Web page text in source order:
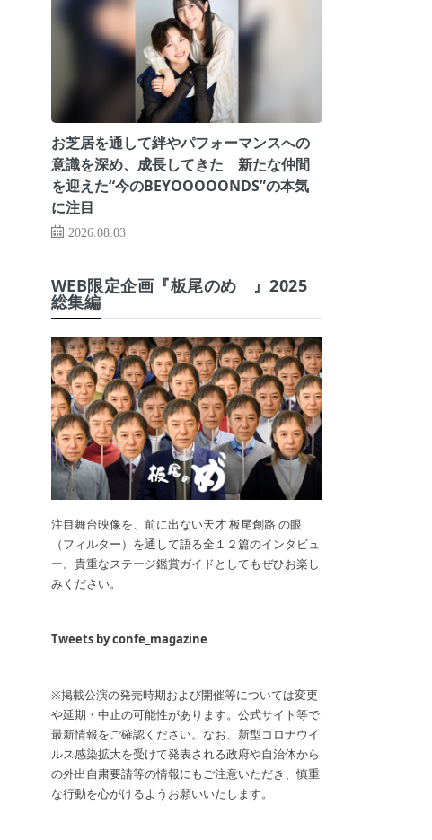
お芝居を通して絆やパフォーマンスへの
意識を深め、成長してきた 新たな仲間
を迎えた“今のBEYOOOOONDS”の本気
に注目
2026.08.03
WEB限定企画『板尾のめ゙』2025
総集編
注目舞台映像を、前に出ない天才 板尾創路 の眼
（フィルター）を通して語る全１２篇のインタビュ
ー。貴重なステージ鑑賞ガイドとしてもぜひお楽し
みください。
Tweets by confe_magazine
※掲載公演の発売時期および開催等については変更
や延期・中止の可能性があります。公式サイト等で
最新情報をご確認ください。なお、新型コロナウイ
ルス感染拡大を受けて発表される政府や自治体から
の外出自粛要請等の情報にもご注意いただき、慎重
な行動を心がけるようお願いいたします。